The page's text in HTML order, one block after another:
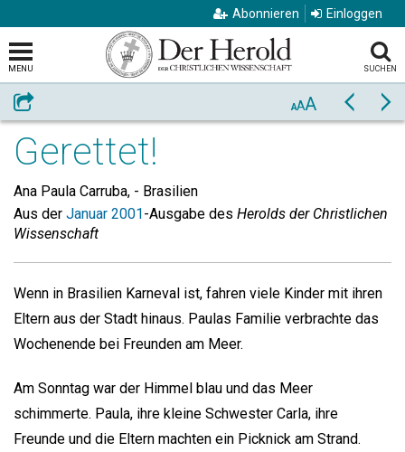
Abonnieren Einloggen
MENU SUCHEN
Weiterempfehlen AAA Zurück
Gerettet!
Ana Paula Carruba, - Brasilien
Aus der Januar 2001-Ausgabe des Herolds der Christlichen
Wissenschaft
Wenn in Brasilien Karneval ist, fahren viele Kinder mit ihren
Eltern aus der Stadt hinaus. Paulas Familie verbrachte das
Wochenende bei Freunden am Meer.
Am Sonntag war der Himmel blau und das Meer
schimmerte. Paula, ihre kleine Schwester Carla, ihre
Freunde und die Eltern machten ein Picknick am Strand.